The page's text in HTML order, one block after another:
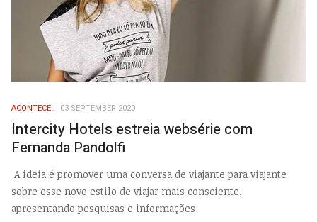
ACONTECE 03 SEPTEMBER 2020
Intercity Hotels estreia websérie com
Fernanda Pandolfi
A ideia é promover uma conversa de viajante para viajante
sobre esse novo estilo de viajar mais consciente,
apresentando pesquisas e informações